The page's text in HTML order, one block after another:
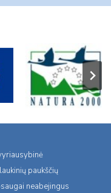
paukščių
neabejingus